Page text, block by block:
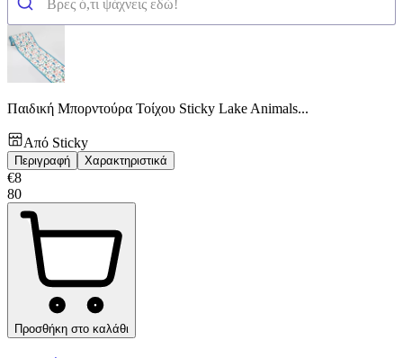
Παιδική Μπορντούρα Τοίχου Sticky Lake Animals...
Από Sticky
Περιγραφή Χαρακτηριστικά
€8
80
Προσθήκη στο καλάθι